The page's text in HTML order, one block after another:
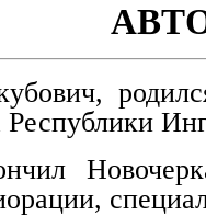
Республики